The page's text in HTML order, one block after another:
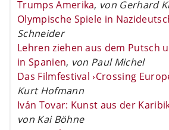
Trumps Amerika, von Gerhard
Olympische Spiele in
Schneider
Lehren ziehen aus dem Putsch
in Spanien, von Paul Michel
Das Filmfestival ›Crossing
Kurt Hofmann
Iván Tovar: Kunst aus der
von Kai Böhne